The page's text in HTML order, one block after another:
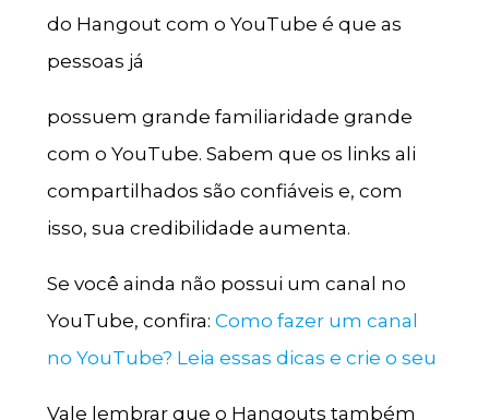
do Hangout com o YouTube é que as
pessoas já
possuem grande familiaridade grande
com o YouTube. Sabem que os links ali
compartilhados são confiáveis e, com
isso, sua credibilidade aumenta.
Se você ainda não possui um canal no
YouTube, confira: Como fazer um canal
no YouTube? Leia essas dicas e crie o seu
Vale lembrar que o Hangouts também